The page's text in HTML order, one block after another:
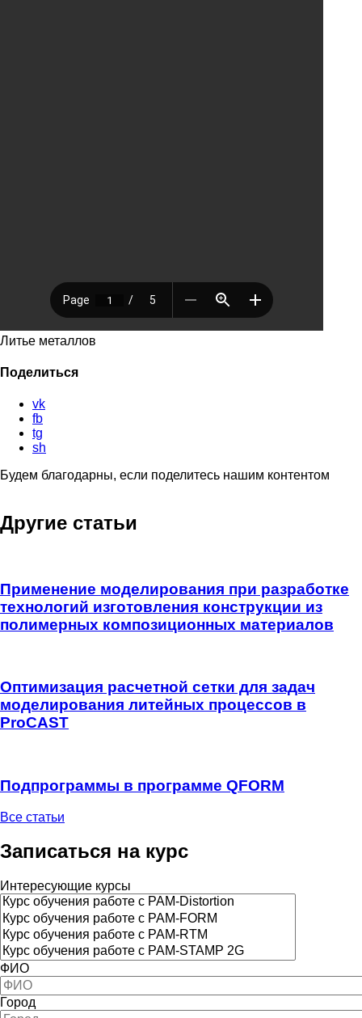
Решения
Литье металлов
Поделиться
vk
fb
tg
sh
Будем благодарны, если поделитесь нашим контентом
Другие статьи
Применение моделирования при разработке
технологий изготовления конструкции из
полимерных композиционных материалов
Оптимизация расчетной сетки для задач
моделирования литейных процессов в
ProCAST
Подпрограммы в программе QFORM
Все статьи
Записаться на курс
Интересующие курсы
ФИО
Город